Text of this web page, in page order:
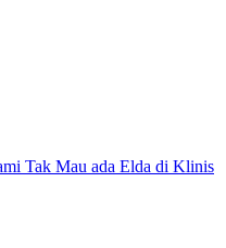
Tak Mau ada Elda di Klinis